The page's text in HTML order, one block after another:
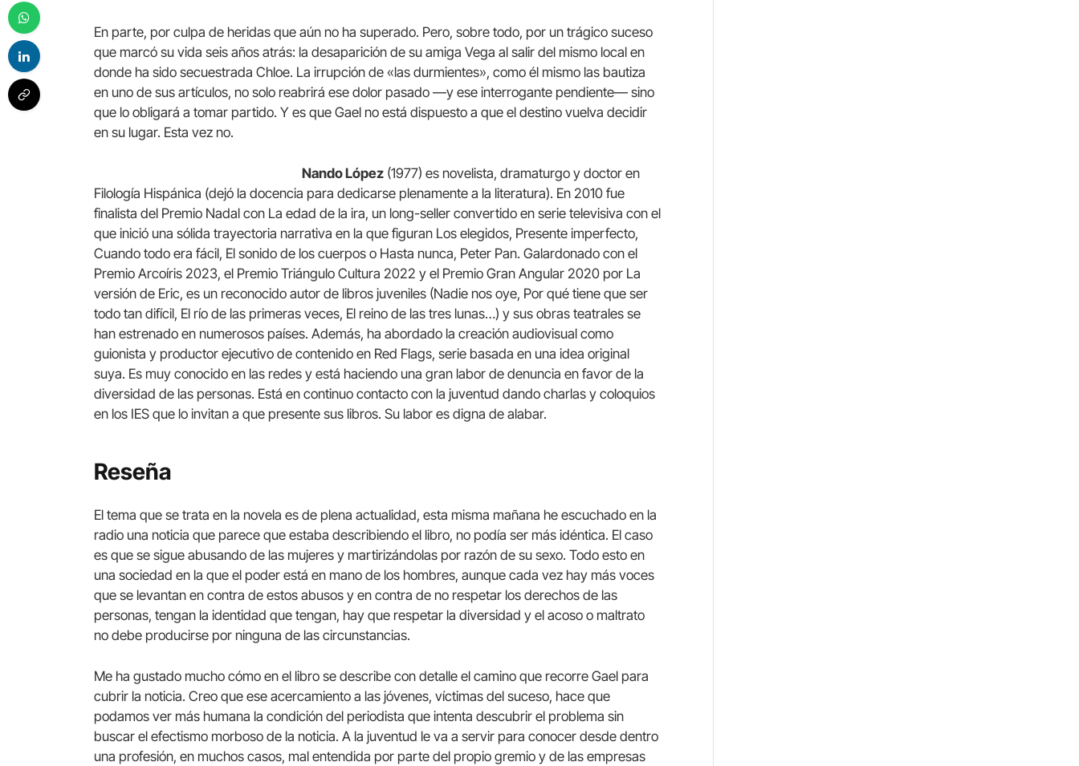
En parte, por culpa de heridas que aún no ha superado. Pero, sobre todo, por un trágico suceso
que marcó su vida seis años atrás: la desaparición de su amiga Vega al salir del mismo local en
donde ha sido secuestrada Chloe. La irrupción de «las durmientes», como él mismo las bautiza
en uno de sus artículos, no solo reabrirá ese dolor pasado —y ese interrogante pendiente— sino
que lo obligará a tomar partido. Y es que Gael no está dispuesto a que el destino vuelva decidir
en su lugar. Esta vez no.
Nando López (1977) es novelista, dramaturgo y doctor en
Filología Hispánica (dejó la docencia para dedicarse plenamente a la literatura). En 2010 fue
finalista del Premio Nadal con La edad de la ira, un long-seller convertido en serie televisiva con el
que inició una sólida trayectoria narrativa en la que figuran Los elegidos, Presente imperfecto,
Cuando todo era fácil, El sonido de los cuerpos o Hasta nunca, Peter Pan. Galardonado con el
Premio Arcoíris 2023, el Premio Triángulo Cultura 2022 y el Premio Gran Angular 2020 por La
versión de Eric, es un reconocido autor de libros juveniles (Nadie nos oye, Por qué tiene que ser
todo tan difícil, El río de las primeras veces, El reino de las tres lunas…) y sus obras teatrales se
han estrenado en numerosos países. Además, ha abordado la creación audiovisual como
guionista y productor ejecutivo de contenido en Red Flags, serie basada en una idea original
suya. Es muy conocido en las redes y está haciendo una gran labor de denuncia en favor de la
diversidad de las personas. Está en continuo contacto con la juventud dando charlas y coloquios
en los IES que lo invitan a que presente sus libros. Su labor es digna de alabar.
Reseña
El tema que se trata en la novela es de plena actualidad, esta misma mañana he escuchado en la
radio una noticia que parece que estaba describiendo el libro, no podía ser más idéntica. El caso
es que se sigue abusando de las mujeres y martirizándolas por razón de su sexo. Todo esto en
una sociedad en la que el poder está en mano de los hombres, aunque cada vez hay más voces
que se levantan en contra de estos abusos y en contra de no respetar los derechos de las
personas, tengan la identidad que tengan, hay que respetar la diversidad y el acoso o maltrato
no debe producirse por ninguna de las circunstancias.
Me ha gustado mucho cómo en el libro se describe con detalle el camino que recorre Gael para
cubrir la noticia. Creo que ese acercamiento a las jóvenes, víctimas del suceso, hace que
podamos ver más humana la condición del periodista que intenta descubrir el problema sin
buscar el efectismo morboso de la noticia. A la juventud le va a servir para conocer desde dentro
una profesión, en muchos casos, mal entendida por parte del propio gremio y de las empresas